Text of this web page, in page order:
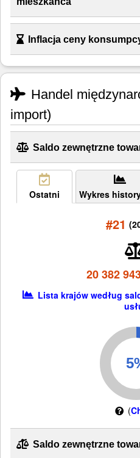
Inflacja ceny
Handel
import)
Saldo zewnętrzne
Ostatni Wykres
#21
20 382
Lista krajów według
(
Saldo zewnętrzne